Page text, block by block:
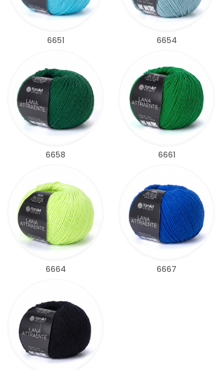
6651 6654
6658 6661
6664 6667